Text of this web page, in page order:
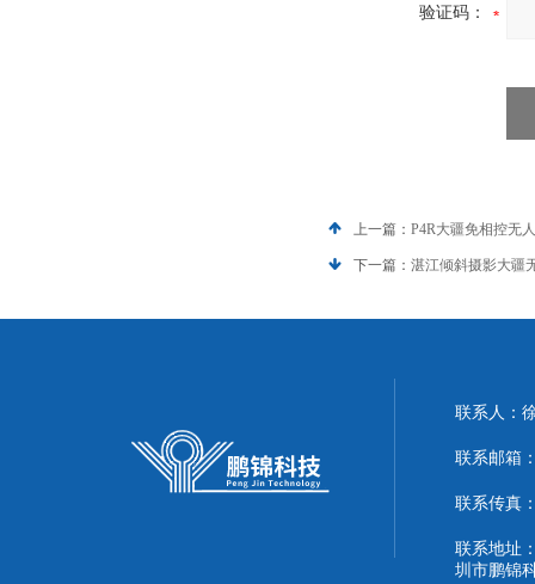
验证码：
上一篇： P4R大疆免相控无
下一篇： 湛江倾斜摄影大疆
联系人：
联系邮箱
联系传真
联系地址
圳市鹏锦